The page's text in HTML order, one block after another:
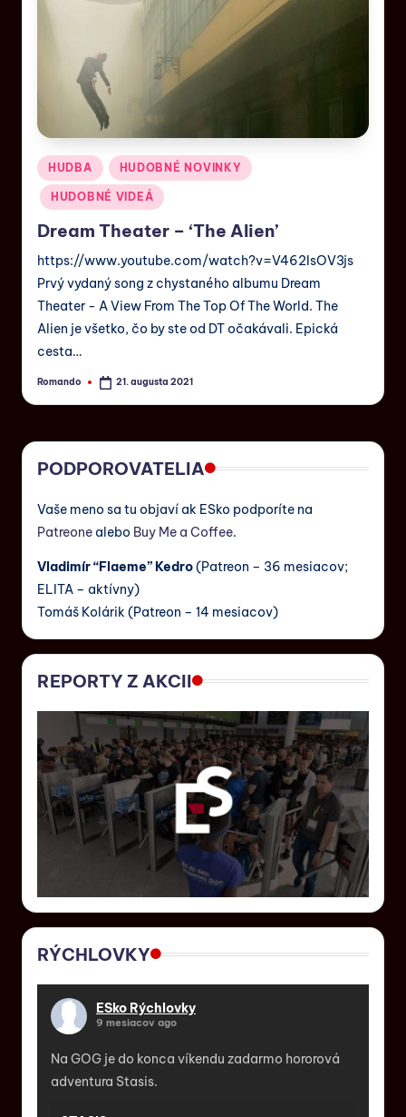
HUDBA HUDOBNÉ NOVINKY
HUDOBNÉ VIDEÁ
Dream Theater – ‘The Alien’
https://www.youtube.com/watch?v=V462IsOV3js
Prvý vydaný song z chystaného albumu Dream
Theater - A View From The Top Of The World. The
Alien je všetko, čo by ste od DT očakávali. Epická
cesta…
Romando 21. augusta 2021
PODPOROVATELIA
Vaše meno sa tu objaví ak ESko podporíte na
Patreone alebo Buy Me a Coffee.
Vladimír “Flaeme” Kedro(Patreon – 36 mesiacov;
ELITA – aktívny)
Tomáš Kolárik (Patreon – 14 mesiacov)
REPORTY Z AKCII
RÝCHLOVKY
ESko Rýchlovky
9 mesiacov ago
Na GOG je do konca víkendu zadarmo hororová
adventura Stasis.